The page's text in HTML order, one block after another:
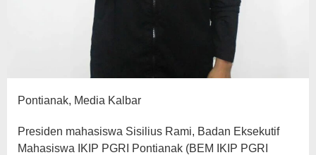
Pontianak, Media Kalbar
Presiden mahasiswa Sisilius Rami, Badan Eksekutif
Mahasiswa IKIP PGRI Pontianak (BEM IKIP PGRI